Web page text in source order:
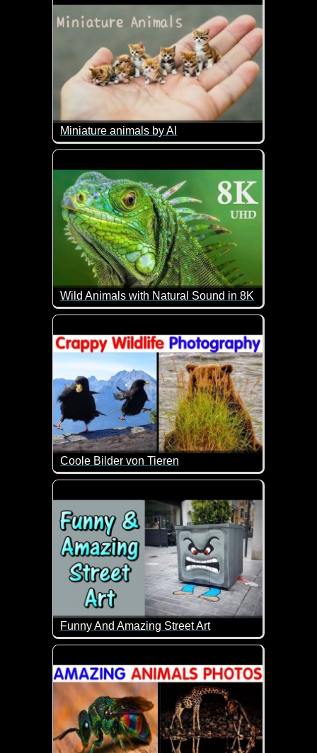
Miniature animals by AI
Schon spannend was man so alles mit künstlicher
Wild Animals with Natural Sound in 8K
Lehn dich zurück und genieße diese
Coole Bilder von Tieren
Da wurde mal wieder im richtigen Moment auf den
Funny And Amazing Street Art
Wenn das keine tolle Straßenkunst ist.